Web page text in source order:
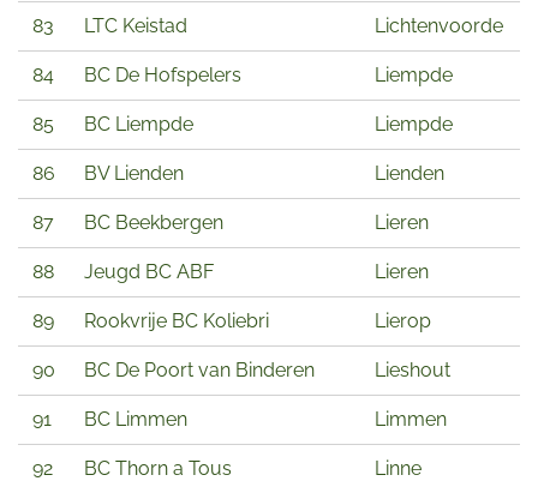
83 LTC Keistad Lichtenvoorde
84 BC De Hofspelers Liempde
85 BC Liempde Liempde
86 BV Lienden Lienden
87 BC Beekbergen Lieren
88 Jeugd BC ABF Lieren
89 Rookvrije BC Koliebri Lierop
90 BC De Poort van Binderen Lieshout
91 BC Limmen Limmen
92 BC Thorn a Tous Linne